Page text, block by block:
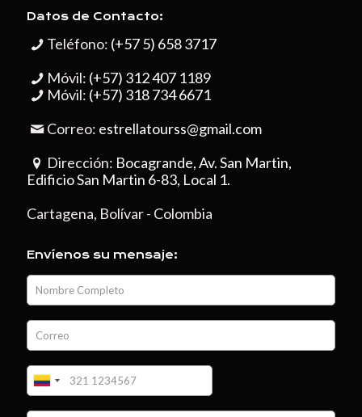
Datos de Contacto:
Teléfono: (+57 5) 658 3717
Móvil: (+57) 312 407 1189
Móvil: (+57) 318 734 6671
Correo: estrellatourss@gmail.com
Dirección: Bocagrande, Av. San Martin,
Edificio San Martin 6-83, Local 1.
Cartagena, Bolívar - Colombia
Envíenos su mensaje: